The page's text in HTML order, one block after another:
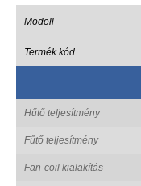
Modell
Termék kód
Hűtő teljesítmény
Fűtő teljesítmény
Fan-coil kialakítás